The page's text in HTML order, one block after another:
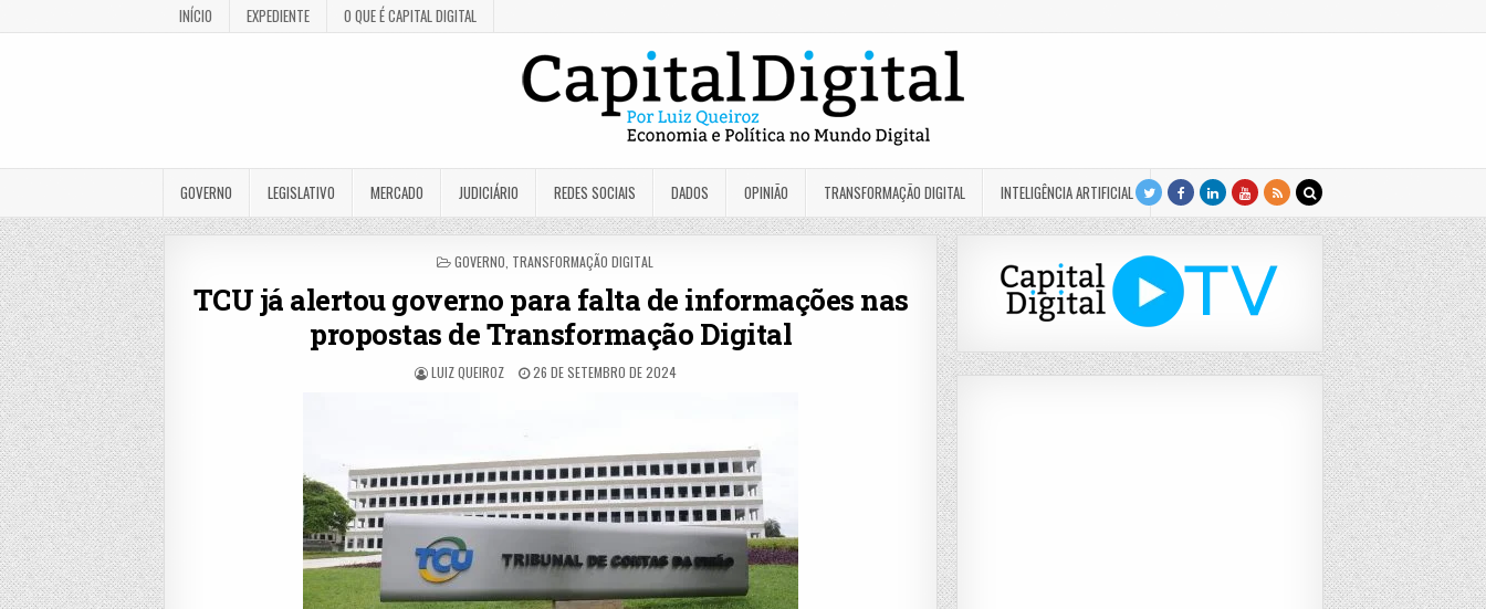
INÍCIO EXPEDIENTE O QUE É CAPITAL DIGITAL
GOVERNO LEGISLATIVO MERCADO JUDICIÁRIO REDES SOCIAIS DADOS OPINIÃO TRANSFORMAÇÃO DIGITAL INTELIGÊNCIA ARTIFICIAL
POSTED
GOVERNO TRANSFORMAÇÃO DIGITAL
TCU já alertou governo para falta de informações nas
propostas de Transformação Digital
LUIZ QUEIROZ 26 DE SETEMBRO DE 2024